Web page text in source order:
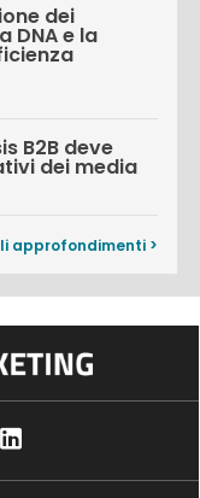
dei
DNA e la
B2B deve
dei media
approfondimenti >